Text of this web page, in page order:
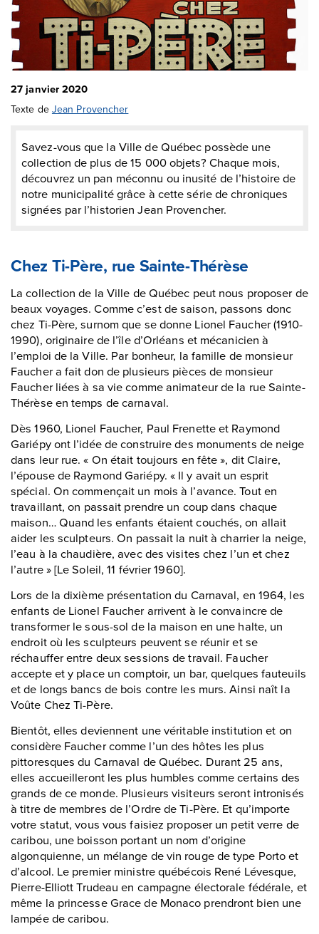
27 janvier 2020
Texte de Jean Provencher
Savez-vous que la Ville de Québec possède une
collection de plus de 15 000 objets? Chaque mois,
découvrez un pan méconnu ou inusité de l’histoire de
notre municipalité grâce à cette série de chroniques
signées par l’historien Jean Provencher.
Chez Ti-Père, rue Sainte-Thérèse
La collection de la Ville de Québec peut nous proposer de
beaux voyages. Comme c’est de saison, passons donc
chez Ti-Père, surnom que se donne Lionel Faucher (1910-
1990), originaire de l’île d’Orléans et mécanicien à
l’emploi de la Ville. Par bonheur, la famille de monsieur
Faucher a fait don de plusieurs pièces de monsieur
Faucher liées à sa vie comme animateur de la rue Sainte-
Thérèse en temps de carnaval.
Dès 1960, Lionel Faucher, Paul Frenette et Raymond
Gariépy ont l’idée de construire des monuments de neige
dans leur rue. « On était toujours en fête », dit Claire,
l’épouse de Raymond Gariépy. « Il y avait un esprit
spécial. On commençait un mois à l’avance. Tout en
travaillant, on passait prendre un coup dans chaque
maison… Quand les enfants étaient couchés, on allait
aider les sculpteurs. On passait la nuit à charrier la neige,
l’eau à la chaudière, avec des visites chez l’un et chez
l’autre » [Le Soleil, 11 février 1960].
Lors de la dixième présentation du Carnaval, en 1964, les
enfants de Lionel Faucher arrivent à le convaincre de
transformer le sous-sol de la maison en une halte, un
endroit où les sculpteurs peuvent se réunir et se
réchauffer entre deux sessions de travail. Faucher
accepte et y place un comptoir, un bar, quelques fauteuils
et de longs bancs de bois contre les murs. Ainsi naît la
Voûte Chez Ti-Père.
Bientôt, elles deviennent une véritable institution et on
considère Faucher comme l’un des hôtes les plus
pittoresques du Carnaval de Québec. Durant 25 ans,
elles accueilleront les plus humbles comme certains des
grands de ce monde. Plusieurs visiteurs seront intronisés
à titre de membres de l’Ordre de Ti-Père. Et qu’importe
votre statut, vous vous faisiez proposer un petit verre de
caribou, une boisson portant un nom d’origine
algonquienne, un mélange de vin rouge de type Porto et
d’alcool. Le premier ministre québécois René Lévesque,
Pierre-Elliott Trudeau en campagne électorale fédérale, et
même la princesse Grace de Monaco prendront bien une
lampée de caribou.